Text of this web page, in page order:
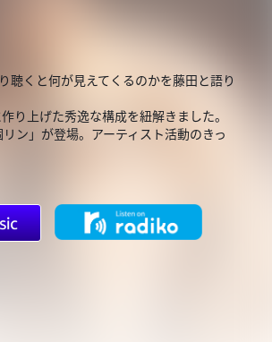
くと何が見えてくるのかを藤田と語り
り上げた秀逸な構成を紐解きました。
ン」が登場。アーティスト活動のきっ